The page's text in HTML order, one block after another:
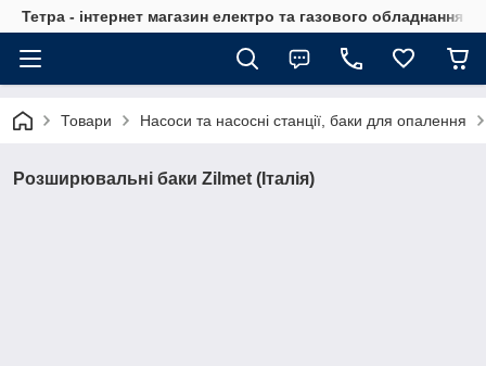
Тетра - інтернет магазин електро та газового обладнання,
Товари Насоси та насосні станції, баки для опалення
Розширювальні баки Zilmet (Італія)